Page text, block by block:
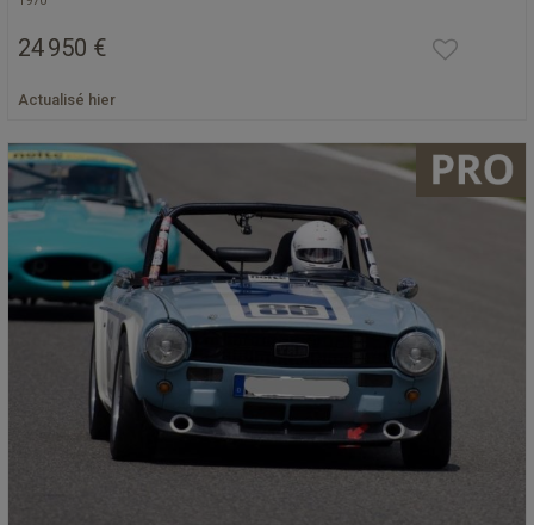
24 950 €
Actualisé hier